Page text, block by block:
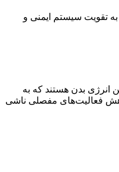
به تقویت سیستم ایمنی و
انرژی بدن هستند که به
فعالیت‌های مفصلی ناشی